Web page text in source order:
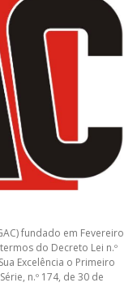
fundado em Fevereiro
do Decreto Lei n.º
Excelência o Primeiro
n.º 174, de 30 de